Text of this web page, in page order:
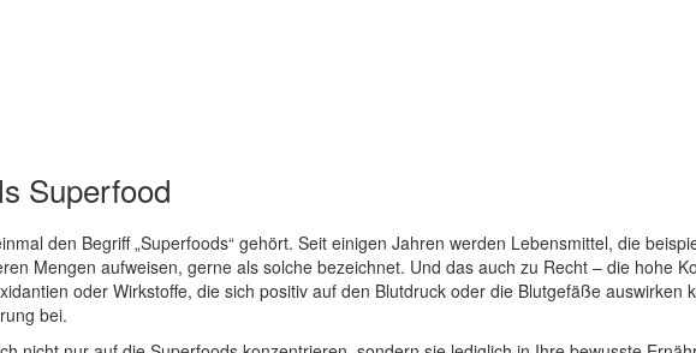
Superfood
den Begriff „Superfoods“ gehört. Seit einigen Jahren werden Lebensmittel, die
Mengen aufweisen, gerne als solche bezeichnet. Und das auch zu Recht – die hohe
oder Wirkstoffe, die sich positiv auf den Blutdruck oder die Blutgefäße auswirken
bei.